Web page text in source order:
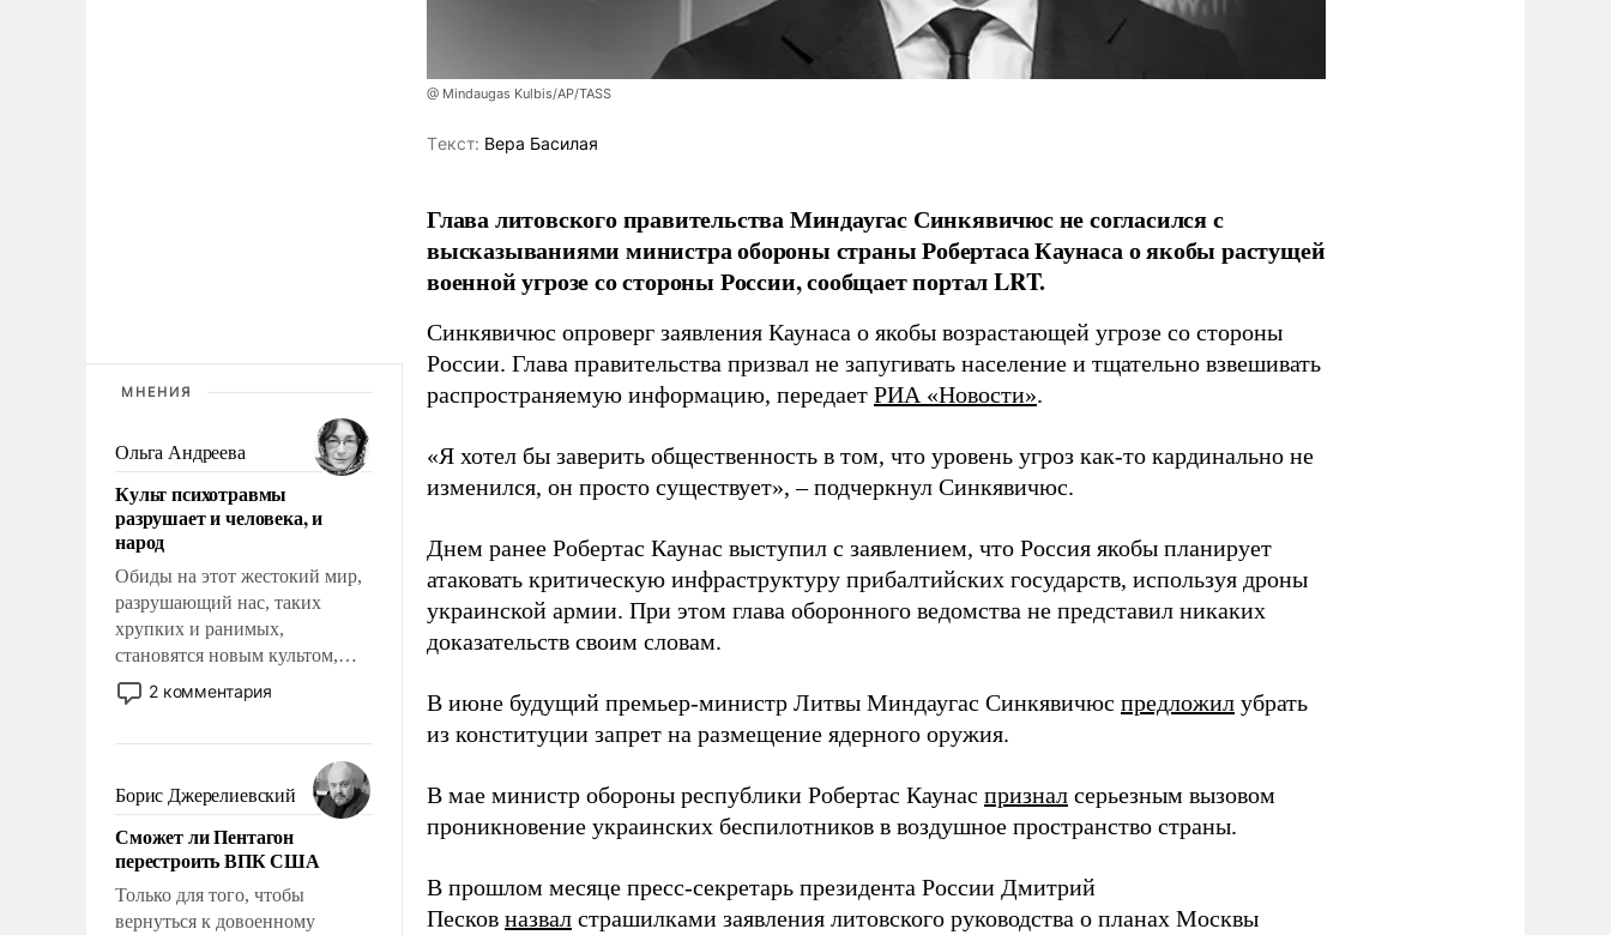
МНЕНИЯ
Ольга Андреева
Культ психотравмы
разрушает и человека, и
народ
Обиды на этот жестокий мир,
разрушающий нас, таких
хрупких и ранимых,
становятся новым культом,
постепенно вытесняя и
отменяя традиционное
мужественным и твердым под
ударами судьбы, брать на себя
ответственность, помогать
слабым, идти вперед и
адаптироваться.
2 комментария
Борис Джерелиевский
Сможет ли Пентагон
перестроить ВПК США
Только для того, чтобы
вернуться к довоенному
@ Mindaugas Kulbis/AP/TASS
Tекст: Вера Басилая
Глава литовского правительства Миндаугас Синкявичюс не согласился с
высказываниями министра обороны страны Робертаса Каунаса о якобы растущей
военной угрозе со стороны России, сообщает портал LRT.
Синкявичюс опроверг заявления Каунаса о якобы возрастающей угрозе со стороны
России. Глава правительства призвал не запугивать население и тщательно взвешивать
распространяемую информацию, передает РИА «Новости».
«Я хотел бы заверить общественность в том, что уровень угроз как-то кардинально не
изменился, он просто существует», – подчеркнул Синкявичюс.
Днем ранее Робертас Каунас выступил с заявлением, что Россия якобы планирует
атаковать критическую инфраструктуру прибалтийских государств, используя дроны
украинской армии. При этом глава оборонного ведомства не представил никаких
доказательств своим словам.
В июне будущий премьер-министр Литвы Миндаугас Синкявичюс предложил убрать
из конституции запрет на размещение ядерного оружия.
В мае министр обороны республики Робертас Каунас признал серьезным вызовом
проникновение украинских беспилотников в воздушное пространство страны.
В прошлом месяце пресс-секретарь президента России Дмитрий
Песков назвал страшилками заявления литовского руководства о планах Москвы